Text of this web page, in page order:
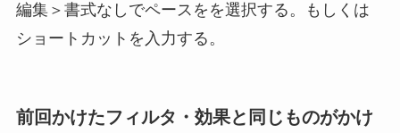
編集＞書式なしでペースをを選択する。もしくは
ショートカットを入力する。
前回かけたフィルタ・効果と同じものがかけ